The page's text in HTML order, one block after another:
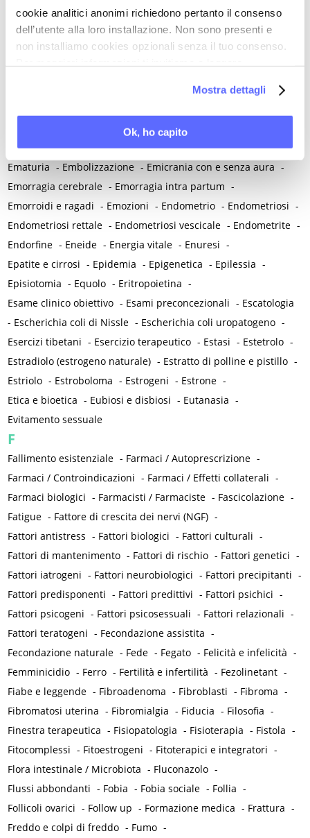
cookie analitici anonimi richiedono pertanto il consenso
dell’utente alla loro installazione. Non sono presenti e
non installiamo cookies opzionali senza il tuo consenso.
Mostra dettagli
Ok, ho capito
Dolore post operatorio -Dolore post parto -Dolore psicogeno
Dolore somatico -Dolore viscerale -Dolore vulvare -
Dolore vulvare iatrogeno -Dopamina -Droghe -
Drospirenone
-Educazione
Efficacia contraccettiva -Elettroanalgesia -Emarginazione -
Ematuria - Embolizzazione - Emicrania con e senza aura -
Emorragia cerebrale - Emorragia intra partum -
Emorroidi e ragadi - Emozioni - Endometrio - Endometriosi -
Endometriosi rettale - Endometriosi vescicale - Endometrite -
Endorfine - Eneide - Energia vitale - Enuresi -
Epatite e cirrosi - Epidemia - Epigenetica - Epilessia -
Episiotomia - Equolo - Eritropoietina -
Esame clinico obiettivo - Esami preconcezionali - Escatologia
- Escherichia coli di Nissle - Escherichia coli uropatogeno -
Esercizi tibetani - Esercizio terapeutico - Estasi - Estetrolo -
Estradiolo (estrogeno naturale) - Estratto di polline e pistillo -
Estriolo - Estroboloma - Estrogeni - Estrone -
Etica e bioetica - Eubiosi e disbiosi - Eutanasia -
Evitamento sessuale
F
Fallimento esistenziale - Farmaci / Autoprescrizione -
Farmaci / Controindicazioni - Farmaci / Effetti collaterali -
Farmaci biologici - Farmacisti / Farmaciste - Fascicolazione -
Fatigue - Fattore di crescita dei nervi (NGF) -
Fattori antistress - Fattori biologici - Fattori culturali -
Fattori di mantenimento - Fattori di rischio - Fattori genetici -
Fattori iatrogeni - Fattori neurobiologici - Fattori precipitanti -
Fattori predisponenti - Fattori predittivi - Fattori psichici -
Fattori psicogeni - Fattori psicosessuali - Fattori relazionali -
Fattori teratogeni - Fecondazione assistita -
Fecondazione naturale - Fede - Fegato - Felicità e infelicità -
Femminicidio - Ferro - Fertilità e infertilità - Fezolinetant -
Fiabe e leggende - Fibroadenoma - Fibroblasti - Fibroma -
Fibromatosi uterina - Fibromialgia - Fiducia - Filosofia -
Finestra terapeutica - Fisiopatologia - Fisioterapia - Fistola -
Fitocomplessi - Fitoestrogeni - Fitoterapici e integratori -
Flora intestinale / Microbiota - Fluconazolo -
Flussi abbondanti - Fobia - Fobia sociale - Follia -
Follicoli ovarici - Follow up - Formazione medica - Frattura -
Freddo e colpi di freddo - Fumo -